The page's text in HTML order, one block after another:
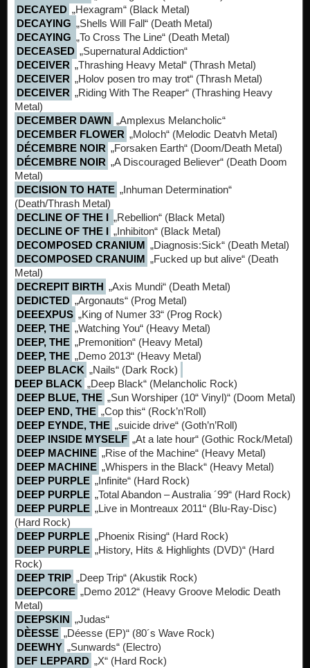
DECAYED „Hexagram“ (Black Metal)
DECAYING „Shells Will Fall“ (Death Metal)
DECAYING „To Cross The Line“ (Death Metal)
DECEASED „Supernatural Addiction“
DECEIVER „Thrashing Heavy Metal“ (Thrash Metal)
DECEIVER „Holov posen tro may trot“ (Thrash Metal)
DECEIVER „Riding With The Reaper“ (Thrashing Heavy
Metal)
DECEMBER DAWN „Amplexus Melancholic“
DECEMBER FLOWER „Moloch“ (Melodic Deatvh Metal)
DÉCEMBRE NOIR „Forsaken Earth“ (Doom/Death Metal)
DÉCEMBRE NOIR „A Discouraged Believer“ (Death Doom
Metal)
DECISION TO HATE „Inhuman Determination“
(Death/Thrash Metal)
DECLINE OF THE I „Rebellion“ (Black Metal)
DECLINE OF THE I „Inhibiton“ (Black Metal)
DECOMPOSED CRANIUM „Diagnosis:Sick“ (Death Metal)
DECOMPOSED CRANUIM „Fucked up but alive“ (Death
Metal)
DECREPIT BIRTH „Axis Mundi“ (Death Metal)
DEDICTED „Argonauts“ (Prog Metal)
DEEEXPUS „King of Numer 33“ (Prog Rock)
DEEP, THE „Watching You“ (Heavy Metal)
DEEP, THE „Premonition“ (Heavy Metal)
DEEP, THE „Demo 2013“ (Heavy Metal)
DEEP BLACK „Nails“ (Dark Rock)
DEEP BLACK „Deep Black“ (Melancholic Rock)
DEEP BLUE, THE „Sun Worshiper (10“ Vinyl)“ (Doom Metal)
DEEP END, THE „Cop this“ (Rock’n’Roll)
DEEP EYNDE, THE „suicide drive“ (Goth’n’Roll)
DEEP INSIDE MYSELF „At a late hour“ (Gothic Rock/Metal)
DEEP MACHINE „Rise of the Machine“ (Heavy Metal)
DEEP MACHINE „Whispers in the Black“ (Heavy Metal)
DEEP PURPLE „Infinite“ (Hard Rock)
DEEP PURPLE „Total Abandon – Australia ´99“ (Hard Rock)
DEEP PURPLE „Live in Montreaux 2011“ (Blu-Ray-Disc)
(Hard Rock)
DEEP PURPLE „Phoenix Rising“ (Hard Rock)
DEEP PURPLE „History, Hits & Highlights (DVD)“ (Hard
Rock)
DEEP TRIP „Deep Trip“ (Akustik Rock)
DEEPCORE „Demo 2012“ (Heavy Groove Melodic Death
Metal)
DEEPSKIN „Judas“
DÈESSE „Déesse (EP)“ (80´s Wave Rock)
DEEWHY „Sunwards“ (Electro)
DEF LEPPARD „X“ (Hard Rock)